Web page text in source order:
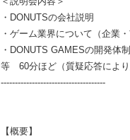
・DONUTSの会社説明
・ゲーム業界について（企業・
・DONUTS GAMESの開発体
等 60分ほど（質疑応答により
-------------------------------------
【概要】